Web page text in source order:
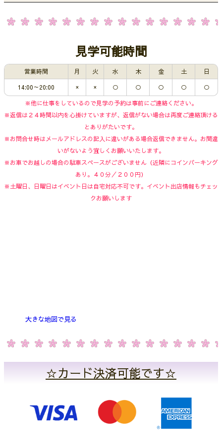
見学可能時間
営業時間 月 火 水 木 金 土
日
14:00～20:00
× × ○ ○ ○ ○
○
※他に仕事をしているので見学の予約は事前にご連絡ください。
※返信は２４時間以内を心掛けていますが、返信がない場合は再度ご連絡頂ける
とありがたいです。
※お問合せ時はメールアドレスの記入に違いがある場合返信できません。お間違
いがないよう宜しくお願いいたします。
※お車でお越しの場合の駐車スペースがございません（近隣にコインパーキング
あり。４０分／２００円）
※土曜日、日曜日はイベント日は自宅対応不可です。イベント出店情報もチェッ
クお願いします
大きな地図で見る
☆カード決済可能です☆